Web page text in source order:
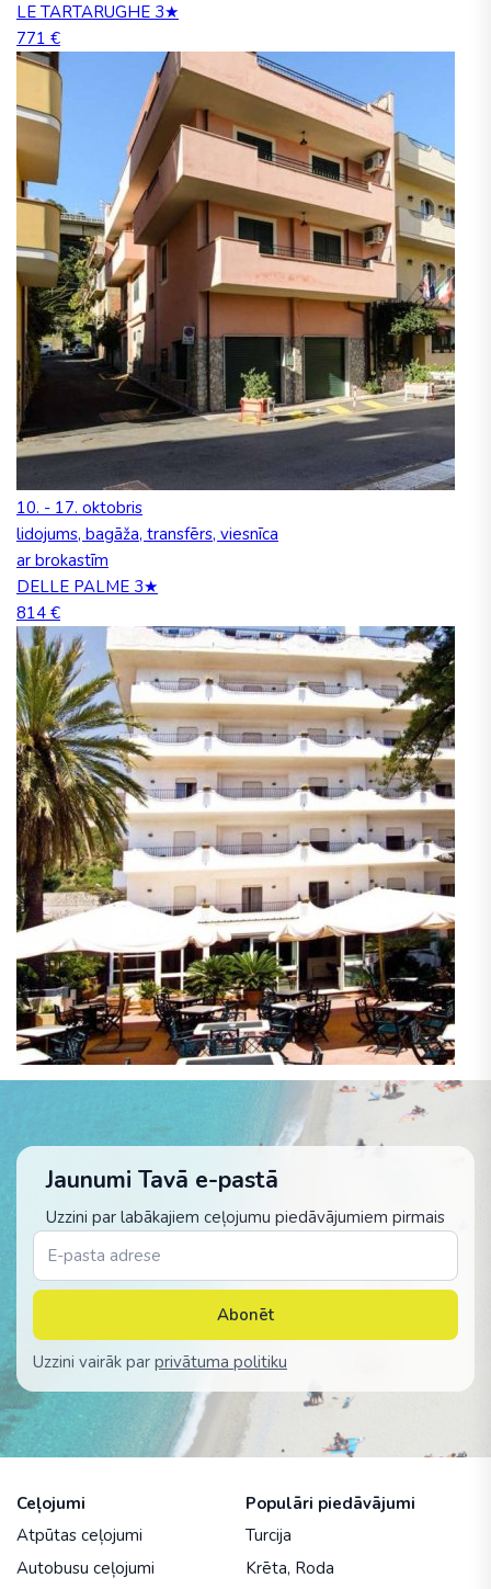
LE TARTARUGHE 3★
771 €
10. - 17. oktobris
lidojums, bagāža, transfērs, viesnīca
ar brokastīm
DELLE PALME 3★
814 €
Jaunumi Tavā e-pastā
Uzzini par labākajiem ceļojumu piedāvājumiem pirmais
Abonēt
Uzzini vairāk par privātuma politiku
Ceļojumi
Atpūtas ceļojumi
Autobusu ceļojumi
Populāri piedāvājumi
Turcija
Krēta, Roda